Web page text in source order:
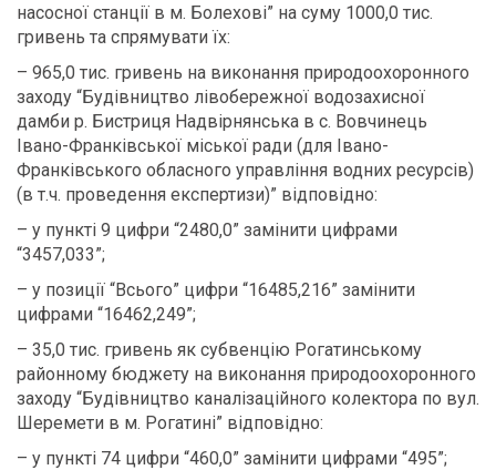
насосної станції в м. Болехові” на суму 1000,0 тис.
гривень та спрямувати їх:
– 965,0 тис. гривень на виконання природоохоронного
заходу “Будівництво лівобережної водозахисної
дамби р. Бистриця Надвірнянська в с. Вовчинець
Івано-Франківської міської ради (для Івано-
Франківського обласного управління водних ресурсів)
(в т.ч. проведення експертизи)” відповідно:
– у пункті 9 цифри “2480,0” замінити цифрами
“3457,033”;
– у позиції “Всього” цифри “16485,216” замінити
цифрами “16462,249”;
– 35,0 тис. гривень як субвенцію Рогатинському
районному бюджету на виконання природоохоронного
заходу “Будівництво каналізаційного колектора по вул.
Шеремети в м. Рогатині” відповідно:
– у пункті 74 цифри “460,0” замінити цифрами “495”;